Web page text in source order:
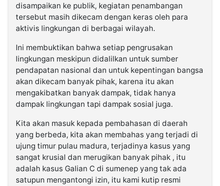
disampaikan ke publik, kegiatan penambangan
tersebut masih dikecam dengan keras oleh para
aktivis lingkungan di berbagai wilayah.
Ini membuktikan bahwa setiap pengrusakan
lingkungan meskipun didalilkan untuk sumber
pendapatan nasional dan untuk kepentingan bangsa
akan dikecam banyak pihak, karena itu akan
mengakibatkan banyak dampak, tidak hanya
dampak lingkungan tapi dampak sosial juga.
Kita akan masuk kepada pembahasan di daerah
yang berbeda, kita akan membahas yang terjadi di
ujung timur pulau madura, terjadinya kasus yang
sangat krusial dan merugikan banyak pihak , itu
adalah kasus Galian C di sumenep yang tak ada
satupun mengantongi izin, itu kami kutip resmi